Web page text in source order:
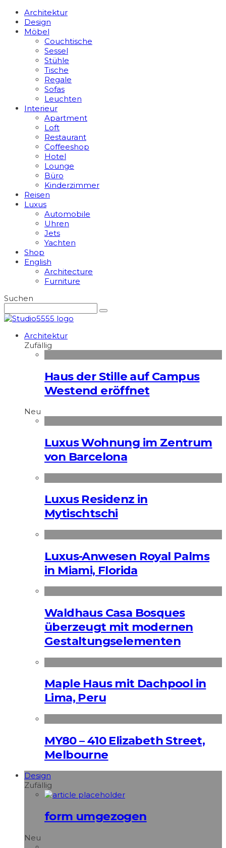
Architektur
Design
Möbel
Couchtische
Sessel
Stühle
Tische
Regale
Sofas
Leuchten
Interieur
Apart­ment
Loft
Restaurant
Coffeeshop
Hotel
Lounge
Büro
Kinderzimmer
Reisen
Luxus
Automobile
Uhren
Jets
Yachten
Shop
English
Architecture
Furniture
Suchen
Architektur
Zufällig
Haus der Stille auf Campus
Westend eröffnet
Neu
Luxus Wohnung im Zentrum
von Barcelona
Luxus Residenz in
Mytischtschi
Luxus-Anwesen Royal Palms
in Miami, Florida
Waldhaus Casa Bosques
überzeugt mit modernen
Gestaltungselementen
Maple Haus mit Dachpool in
Lima, Peru
MY80 – 410 Elizabeth Street,
Melbourne
Design
Zufällig
form umgezogen
Neu